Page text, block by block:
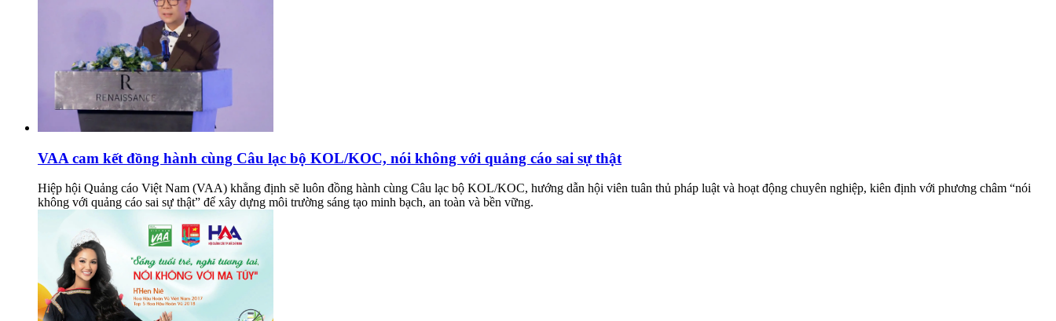
VAA cam kết đồng hành cùng Câu lạc bộ KOL/KOC, nói không với quảng cáo sai sự thật
Hiệp hội Quảng cáo Việt Nam (VAA) khẳng định sẽ luôn đồng hành cùng Câu lạc bộ KOL/KOC, hướng dẫn hội viên tuân thủ pháp luật và hoạt động chuyên nghiệp, kiên định với phương châm “nói
không với quảng cáo sai sự thật” để xây dựng môi trường sáng tạo minh bạch, an toàn và bền vững.